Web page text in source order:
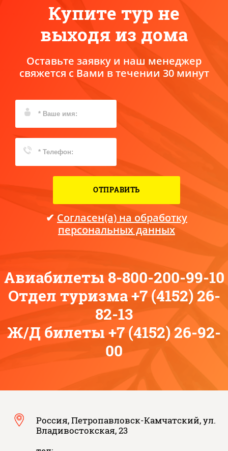
Купите тур не
выходя из дома
Оставьте заявку и наш менеджер
свяжется с Вами в течении 30 минут
ОТПРАВИТЬ
✔ Согласен(а) на обработку
персональных данных
Авиабилеты 8-800-200-99-10
Отдел туризма +7 (4152) 26-
82-13
Ж/Д билеты +7 (4152) 26-92-
00
Россия, Петропавловск-Камчатский, ул.
Владивостокская, 23